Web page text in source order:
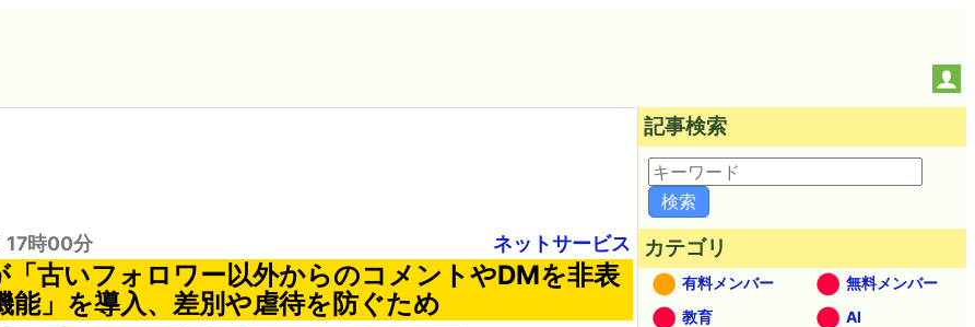
17時00分 ネットサービス
古いフォロワー以外からのコメントやDMを非表
能」を導入、差別や虐待を防ぐため
記事検索
カテゴリ
有料メンバー
無料メンバー
教育
AI